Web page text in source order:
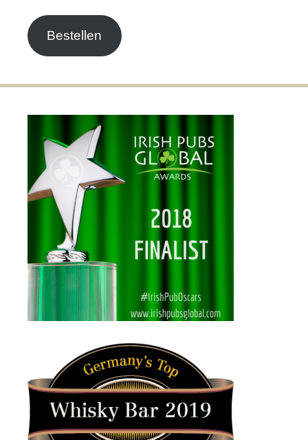
Bestellen